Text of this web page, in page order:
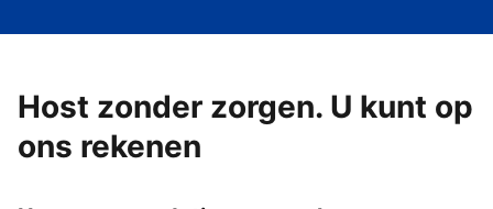
Host zonder zorgen. U kunt op
ons rekenen